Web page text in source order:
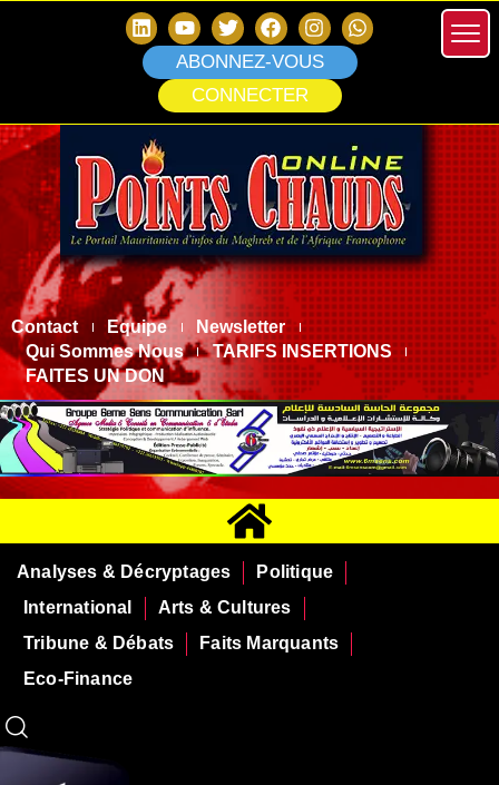
ABONNEZ-VOUS
CONNECTER
Contact Equipe
Newsletter
Qui Sommes Nous
TARIFS INSERTIONS
FAITES UN DON
Analyses & Décryptages
Politique
International
Arts & Cultures
Tribune & Débats
Faits Marquants
Eco-Finance